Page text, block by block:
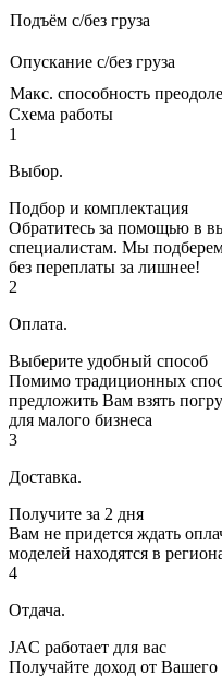
Подъём с/без груза
Опускание с/без груза
Макс. способность
Схема работы
1
Выбор.
Подбор и комплектация
Обратитесь за помощью в
специалистам. Мы
без переплаты за лишнее!
2
Оплата.
Выберите удобный способ
Помимо традиционных
предложить Вам взять
для малого бизнеса
3
Доставка.
Получите за 2 дня
Вам не придется ждать
моделей находятся в
4
Отдача.
JAC работает для вас
Получайте доход от Вашего